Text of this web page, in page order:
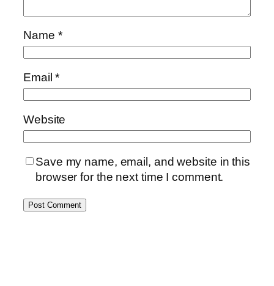
Name *
Email*
Website
Save my name, email, and website in this
browser for the next time I comment.